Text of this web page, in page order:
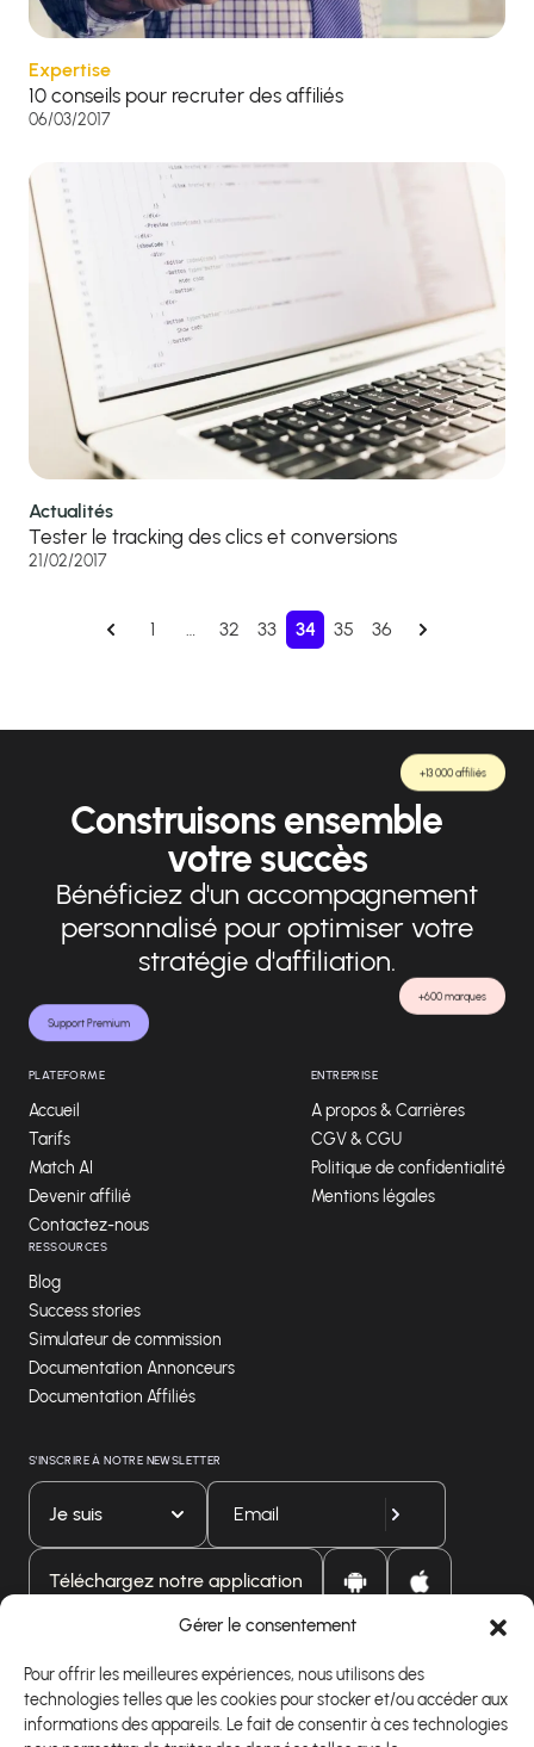
Gérer le consentement
Pour offrir les meilleures expériences, nous utilisons des
technologies telles que les cookies pour stocker et/ou accéder aux
informations des appareils. Le fait de consentir à ces technologies
Expertise
10 conseils pour recruter des affiliés
06/03/2017
Actualités
Tester le tracking des clics et conversions
21/02/2017
1 … 32 33 34 35 36
Support Premium
+600 marques
+13 000 affiliés
Construisons ensemble
votre succès
Bénéficiez d'un accompagnement
personnalisé pour optimiser votre
stratégie d'affiliation.
PLATEFORME
Accueil
Tarifs
Match AI
Devenir affilié
Contactez-nous
ENTREPRISE
A propos & Carrières
CGV & CGU
Politique de confidentialité
Mentions légales
RESSOURCES
Blog
Success stories
Simulateur de commission
Documentation Annonceurs
Documentation Affiliés
S'INSCRIRE À NOTRE NEWSLETTER
Je suis
Téléchargez notre application